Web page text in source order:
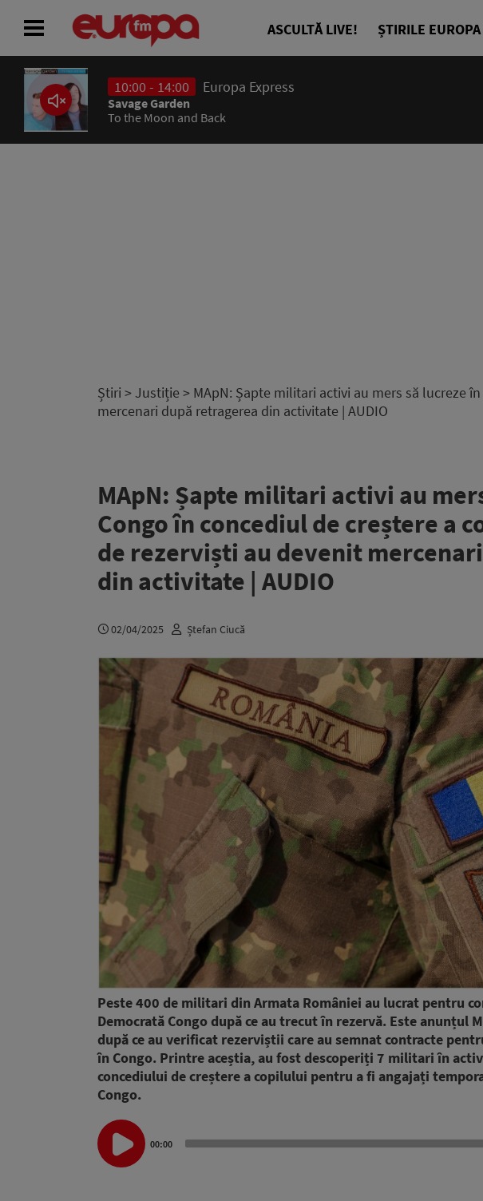
ASCULTĂ LIVE! ȘTIRILE
10:00 - 14:00 Europa Express
Savage Garden
To the Moon and Back
Știri > Justiție > MApN: Șapte militari activi au mers să lucreze
mercenari după retragerea din activitate | AUDIO
MApN: Șapte militari activi au
Congo în concediul de creștere a
de rezerviști au devenit
din activitate | AUDIO
02/04/2025 Ștefan Ciucă
Peste 400 de militari din Armata României au lucrat pentru
Democrată Congo după ce au trecut în rezervă. Este anunțul
după ce au verificat rezerviștii care au semnat contracte
în Congo. Printre aceștia, au fost descoperiți 7 militari în
concediului de creștere a copilului pentru a fi angajați
Congo.
Audio
Player
00:00
ACASĂ
ȘTIRI